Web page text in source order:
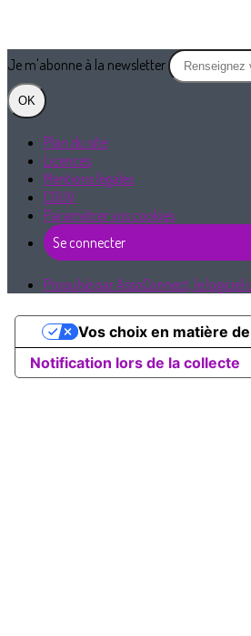
Je m'abonne à la newsletter
OK
Plan du site
Licences
Mentions légales
CGUV
Paramétrer vos cookies
Se connecter
Propulsé par AssoConnect, le
Notification lors de la collecte
Vos choix en matière